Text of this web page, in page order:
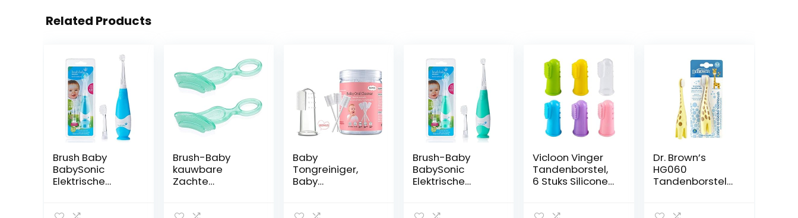
Related Products
Brush Baby
BabySonic
Elektrische
Brush-Baby
kauwbare
Zachte
Baby
Tongreiniger,
Baby
Brush-Baby
BabySonic
Elektrische
Vicloon Vinger
Tandenborstel,
6 Stuks Siliconen
Dr. Brown’s
HG060
Tandenborstel